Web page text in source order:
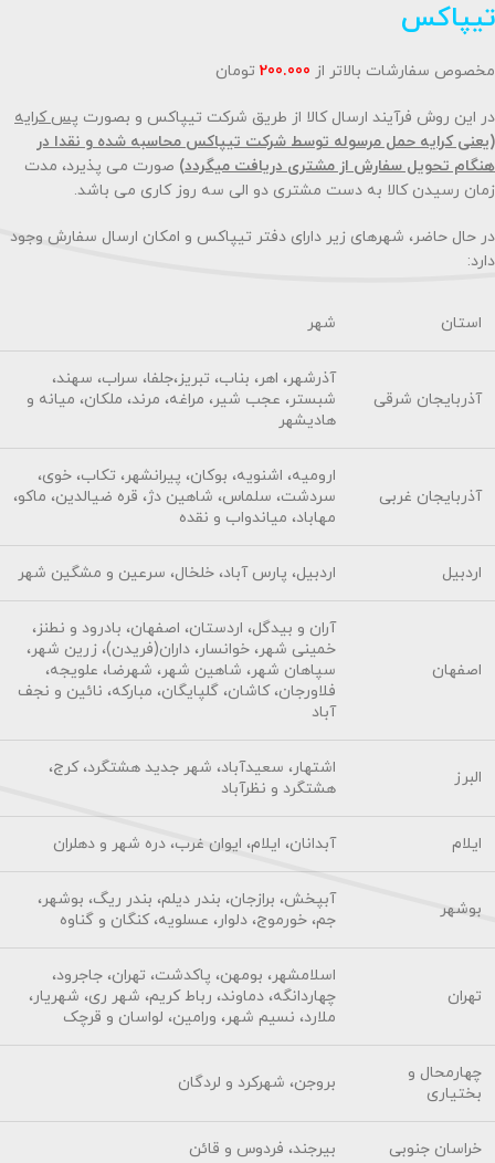
تیپاکس
مخصوص سفارشات بالاتر از 200.000 تومان
در این روش فرآیند ارسال کالا از طریق شرکت تیپاکس و بصورت پس کرایه
(یعنی کرایه حمل مرسوله توسط شرکت تیپاکس محاسبه شده و نقدا در
هنگام تحویل سفارش از مشتری دریافت میگردد) صورت می پذیرد، مدت
زمان رسیدن کالا به دست مشتری دو الی سه روز کاری می باشد.
در حال حاضر، شهرهای زیر دارای دفتر تیپاکس و امکان ارسال سفارش وجود
دارد:
استان شهر
آذربایجان شرقی
آذرشهر، اهر، بناب، تبریز،جلفا، سراب، سهند،
شبستر، عجب شیر، مراغه، مرند، ملکان، میانه و
هادیشهر
آذربایجان غربی
ارومیه، اشنویه، بوکان، پیرانشهر، تکاب، خوی،
سردشت، سلماس، شاهین دژ، قره ضیالدین، ماکو،
مهاباد، میاندواب و نقده
اردبیل اردبیل، پارس آباد، خلخال، سرعین و مشگین شهر
اصفهان
آران و بیدگل، اردستان، اصفهان، بادرود و نطنز،
خمینی شهر، خوانسار، داران(فریدن)، زرین شهر،
سپاهان شهر، شاهین شهر، شهرضا، علویجه،
فلاورجان، کاشان، گلپایگان، مبارکه، نائین و نجف
آباد
البرز
اشتهار، سعیدآباد، شهر جدید هشتگرد، کرج،
هشتگرد و نظرآباد
ایلام آبدانان، ایلام، ایوان غرب، دره شهر و دهلران
بوشهر
آبپخش، برازجان، بندر دیلم، بندر ریگ، بوشهر،
جم، خورموج، دلوار، عسلویه، کنگان و گناوه
تهران
اسلامشهر، بومهن، پاکدشت، تهران، جاجرود،
چهاردانگه، دماوند، رباط کریم، شهر ری، شهریار،
ملارد، نسیم شهر، ورامین، لواسان و قرچک
چهارمحال و
بختیاری
بروجن، شهرکرد و لردگان
خراسان جنوبی بیرجند، فردوس و قائن